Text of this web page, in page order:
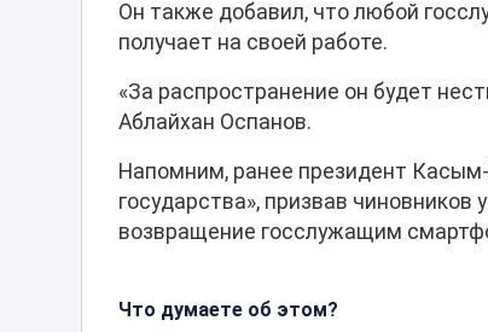
Он также добавил, что любой
получает на своей работе.
«За распространение он будет
Аблайхан Оспанов.
Напомним, ранее президент
государства», призвав
возвращение госслужащим
Что думаете об этом?